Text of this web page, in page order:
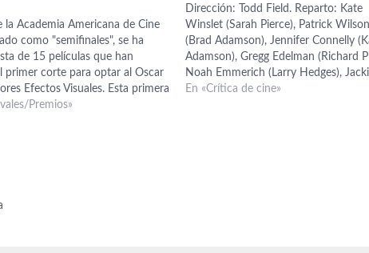
la Academia Americana de Cine
como "semifinales", se ha
de 15 películas que han
primer corte para optar al Oscar
Efectos Visuales. Esta primera
ha sido elegida por un comité
Premios»
Dirección: Todd Field. Reparto: Kate
Winslet (Sarah Pierce), Patrick
(Brad Adamson), Jennifer Connelly
Adamson), Gregg Edelman (Richard
Noah Emmerich (Larry Hedges),
Earle Haley (Ronald James
En «Crítica de cine»